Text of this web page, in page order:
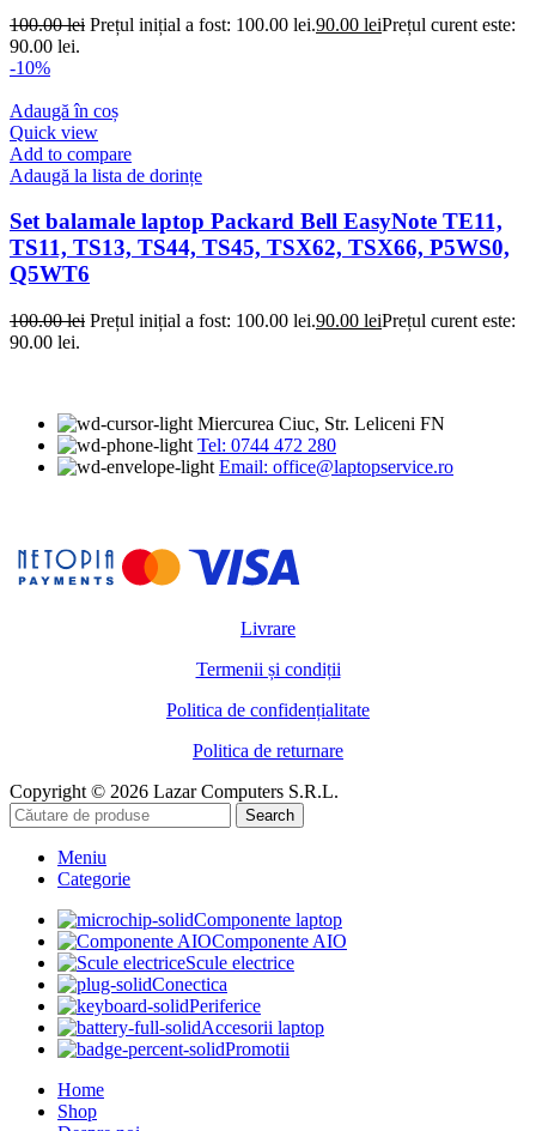
100.00lei Prețul inițial a fost: 100.00 lei.90.00 leiPrețul curent este:
90.00 lei.
-10%
Adaugă în coș
Quick view
Add to compare
Adaugă la lista de dorințe
Set balamale laptop Packard Bell EasyNote TE11,
TS11, TS13, TS44, TS45, TSX62, TSX66, P5WS0,
Q5WT6
100.00lei Prețul inițial a fost: 100.00 lei.90.00 leiPrețul curent este:
90.00 lei.
Miercurea Ciuc, Str. Leliceni FN
Tel: 0744 472 280
Email: office@laptopservice.ro
Livrare
Termenii și condiții
Politica de confidențialitate
Politica de returnare
Copyright © 2026 Lazar Computers S.R.L.
Search
Meniu
Categorie
Componente laptop
Componente AIO
Scule electrice
Conectica
Periferice
Accesorii laptop
Promotii
Home
Shop